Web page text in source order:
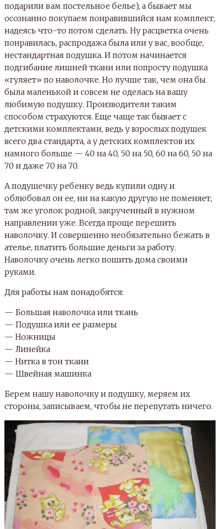
подарили вам постельное белье), а бывает мы
осознанно покупаем понравившийся нам комплект,
надеясь что-то потом сделать. Ну расцветка очень
понравилась, распродажа была или у вас, вообще,
нестандартная подушка. И потом начинается
подгибание лишней ткани или попросту подушка
«гуляет» по наволочке. Но лучше так, чем она бы
была маленькой и совсем не оделась на вашу
любимую подушку. Производители таким
способом страхуются. Еще чаще так бывает с
детскими комплектами, ведь у взрослых подушек
всего два стандарта, а у детских комплектов их
намного больше — 40 на 40, 50 на 50, 60 на 60, 50 на
70 и даже 70 на 70.
А подушечку ребенку ведь купили одну и
облюбовал он ее, ни на какую другую не поменяет,
там же уголок родной, закрученный в нужном
направлении уже. Всегда проще перешить
наволочку. И совершенно необязательно бежать в
ателье, платить большие деньги за работу.
Наволочку очень легко пошить дома своими
руками.
Для работы нам понадобятся:
— Большая наволочка или ткань
— Подушка или ее размеры
— Ножницы
— Линейка
— Нитка в тон ткани
— Швейная машинка
Берем нашу наволочку и подушку, меряем их
стороны, записываем, чтобы не перепутать ничего.